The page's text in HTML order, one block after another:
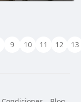
9 10 11 12 13